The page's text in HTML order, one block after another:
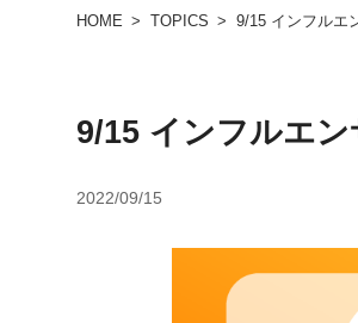
HOME > TOPICS > 9/15 インフルエ
9/15 インフルエン
2022/09/15